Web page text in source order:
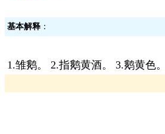
基本解释 ：
1.雏鹅。 2.指鹅黄酒。 3.鹅黄色。